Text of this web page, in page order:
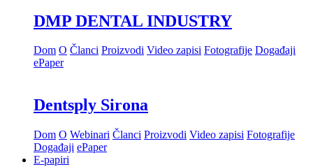
DMP DENTAL INDUSTRY
Dom O Članci Proizvodi Video zapisi Fotografije Događaji
ePaper
Dentsply Sirona
Dom O Webinari Članci Proizvodi Video zapisi Fotografije
Događaji ePaper
E-papiri